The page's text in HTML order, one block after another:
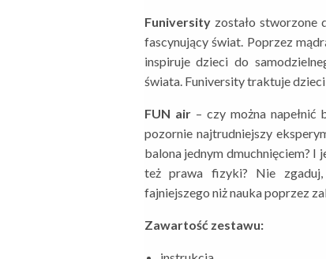
Funiversityzostało stworzone
fascynujący świat. Poprzez
inspiruje dzieci do
świata. Funiversity traktuje
FUN air– czy można napełnić
pozornie najtrudniejszy
balona jednym dmuchnięciem? I
też prawa fizyki? Nie
fajniejszego niż nauka poprzez
Zawartość zestawu: